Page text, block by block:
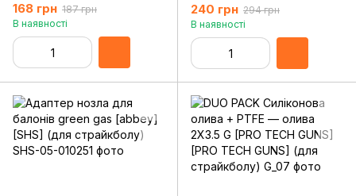
168 грн 187 грн
В наявності
240 грн 294 грн
В наявності